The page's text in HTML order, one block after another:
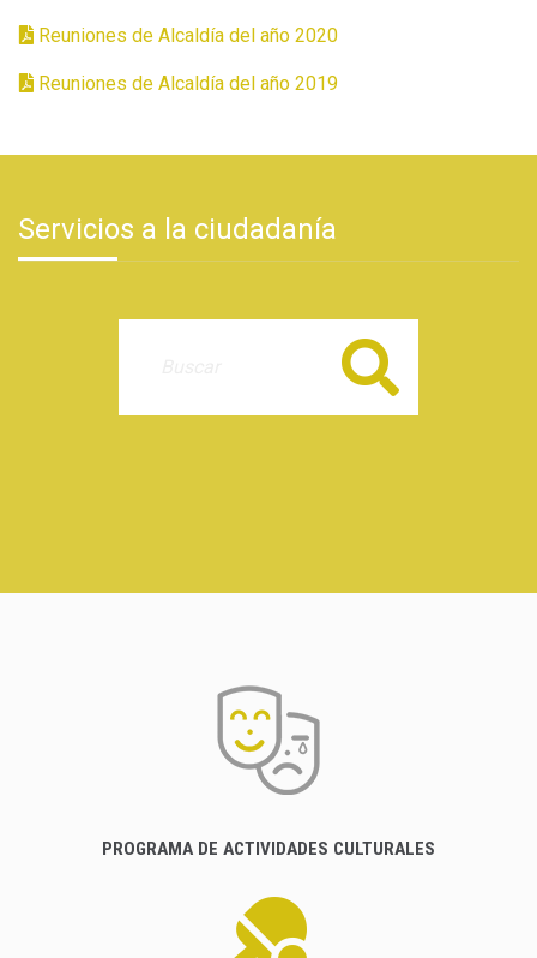
Reuniones de Alcaldía del año 2020
Reuniones de Alcaldía del año 2019
Servicios a la ciudadanía
Buscar
PROGRAMA DE ACTIVIDADES CULTURALES